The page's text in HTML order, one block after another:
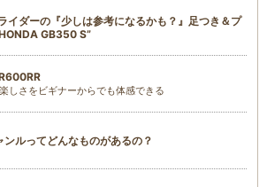
イダーの『少しは参考になるかも？』足つき＆プ
GB350 S”
しさをビギナーからでも体感できる
ンルってどんなものがあるの？